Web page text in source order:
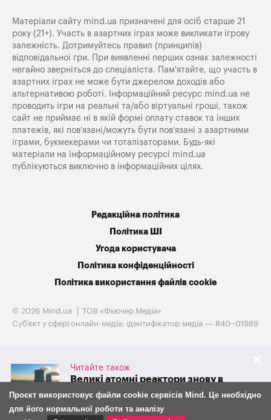
Читайте також
Великі атомні реактори знову в
грі. Westinghouse готується до
IPO на тлі потужної підтримки
адміністрації Трампа
Матеріали сайту mind.ua призначені для осіб старше 21
року (21+). Участь в азартних іграх може викликати ігрову
залежність. Дотримуйтесь правил (принципів)
відповідальної гри. При виявленні перших ознак залежності
негайно зверніться до спеціаліста. Пам'ятайте, що участь в
азартних іграх не може бути джерелом доходів або
альтернативою роботі. Інформаційний ресурс mind.ua не
проводить ігри на реальні та/або віртуальні гроші, також
сайт не приймає ні в якій формі оплату ставок та інших
платежів, які пов’язані/можуть бути пов’язані з азартними
іграми, букмекерами чи тоталізаторами. Будь-які
матеріали на інформаційному ресурсі mind.ua
публікуються виключно в інформаційних цілях.
Редакційна політика
Політика ШІ
Угода користувача
Політика конфіденційності
Політика використання файлів cookie
© 2026 Mind.ua
ТОВ «Фьючер Медiа»
Cуб'єкт у сфері онлайн-медіа; ідентифікатор медіа — R40−01989
Проєкт використовує файли cookie сервісів Mind. Це необхідно
для його нормальної роботи та аналізу